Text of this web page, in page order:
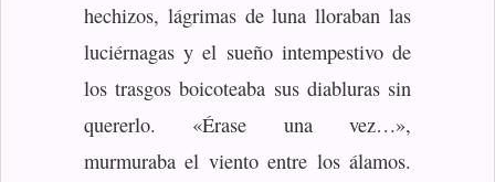
hechizos, lágrimas de luna lloraban las
luciérnagas y el sueño intempestivo de
los trasgos boicoteaba sus diabluras sin
quererlo. «Érase una vez…»,
murmuraba el viento entre los álamos.